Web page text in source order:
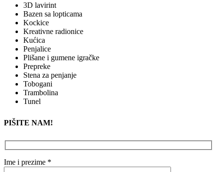
3D lavirint
Bazen sa lopticama
Kockice
Kreativne radionice
Kućica
Penjalice
Plišane i gumene igračke
Prepreke
Stena za penjanje
Tobogani
Trambolina
Tunel
PIŠITE NAM!
Ime i prezime *